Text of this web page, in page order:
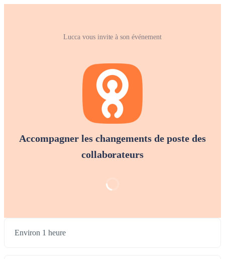
Lucca vous invite à son événement
Accompagner les changements de poste des
collaborateurs
Environ 1 heure